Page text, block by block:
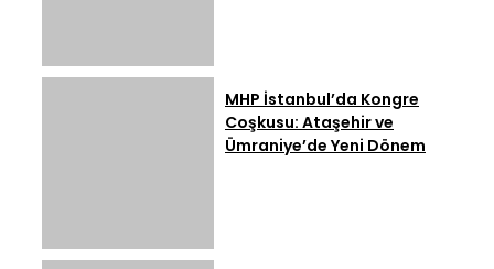
MHP İstanbul’da Kongre
Coşkusu: Ataşehir ve
Ümraniye’de Yeni Dönem